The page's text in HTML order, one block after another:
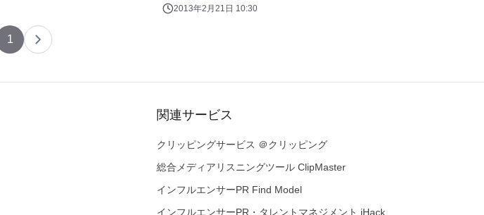
2013年2月21日 10:30
1
関連サービス
クリッピングサービス ＠クリッピング
総合メディアリスニングツール ClipMaster
インフルエンサーPR Find Model
インフルエンサーPR・タレントマネジメント iHack